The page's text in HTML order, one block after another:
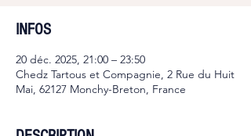
INFOS
20 déc. 2025, 21:00 – 23:50
Chedz Tartous et Compagnie, 2 Rue du Huit
Mai, 62127 Monchy-Breton, France